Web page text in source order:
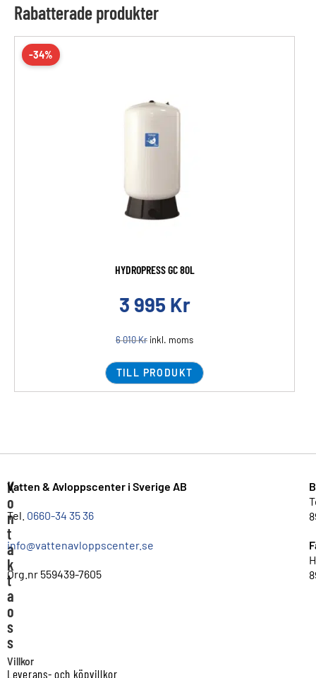
Rabatterade produkter
-34%
HYDROPRESS GC 80L
3 995 Kr
6 010Kr inkl. moms
TILL PRODUKT
K
o
n
t
a
k
t
a
o
s
s
Vatten & Avloppscenter i Sverige AB
Tel. 0660-34 35 36
info@vattenavloppscenter.se
Org.nr 559439-7605
Villkor
Leverans- och köpvillkor